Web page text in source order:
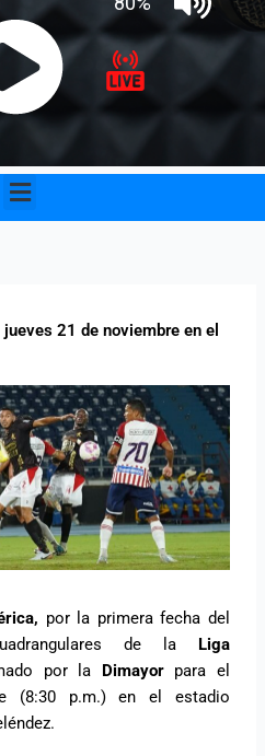
Menu
21 de noviembre en el
por la primera fecha del
de la Liga
por la Dimayor para el
(8:30 p.m.) en el estadio